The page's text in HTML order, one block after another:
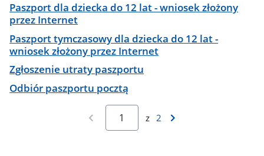
Paszport dla dziecka do 12 lat - wniosek złożony
przez Internet
Paszport tymczasowy dla dziecka do 12 lat -
wniosek złożony przez Internet
Zgłoszenie utraty paszportu
Odbiór paszportu pocztą
z 2